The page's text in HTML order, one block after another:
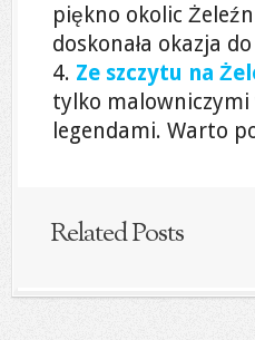
piękno okolic
doskonała okazja
Ze szczytu na
tylko
legendami. Warto
Related Posts